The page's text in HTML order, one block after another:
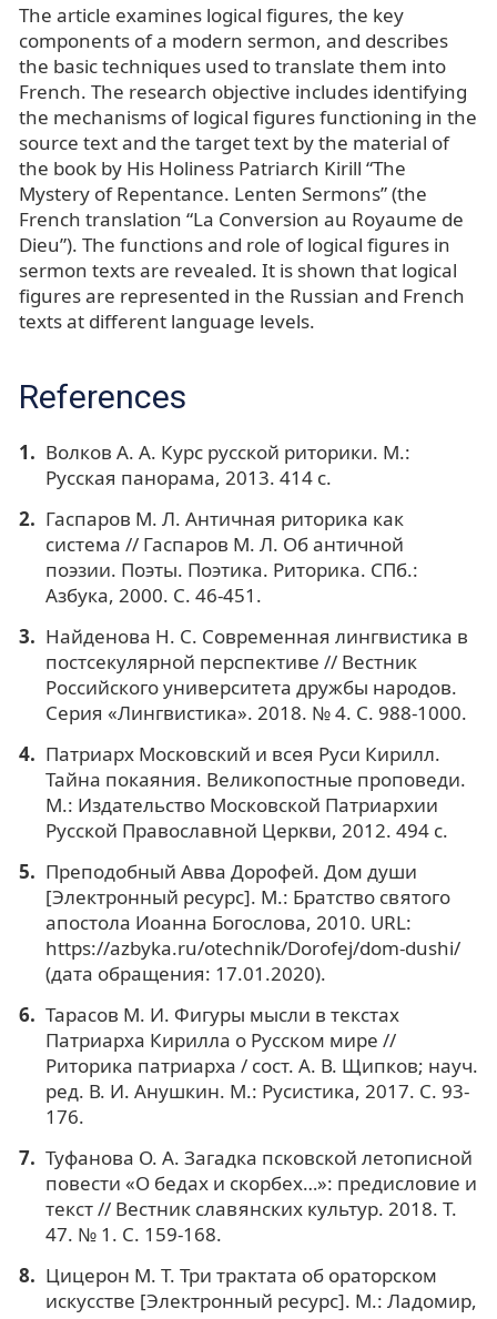
The article examines logical figures, the key
components of a modern sermon, and describes
the basic techniques used to translate them into
French. The research objective includes identifying
the mechanisms of logical figures functioning in the
source text and the target text by the material of
the book by His Holiness Patriarch Kirill “The
Mystery of Repentance. Lenten Sermons” (the
French translation “La Conversion au Royaume de
Dieu”). The functions and role of logical figures in
sermon texts are revealed. It is shown that logical
figures are represented in the Russian and French
texts at different language levels.
References
Волков А. А. Курс русской риторики. М.:
Русская панорама, 2013. 414 с.
Гаспаров М. Л. Античная риторика как
система // Гаспаров М. Л. Об античной
поэзии. Поэты. Поэтика. Риторика. СПб.:
Азбука, 2000. С. 46-451.
Найденова Н. С. Современная лингвистика в
постсекулярной перспективе // Вестник
Российского университета дружбы народов.
Серия «Лингвистика». 2018. № 4. С. 988-1000.
Патриарх Московский и всея Руси Кирилл.
Тайна покаяния. Великопостные проповеди.
М.: Издательство Московской Патриархии
Русской Православной Церкви, 2012. 494 с.
Преподобный Авва Дорофей. Дом души
[Электронный ресурс]. M.: Братство святого
апостола Иоанна Богослова, 2010. URL:
https://azbyka.ru/otechnik/Dorofej/dom-dushi/
(дата обращения: 17.01.2020).
Тарасов М. И. Фигуры мысли в текстах
Патриарха Кирилла о Русском мире //
Риторика патриарха / сост. А. В. Щипков; науч.
ред. В. И. Анушкин. М.: Русистика, 2017. С. 93-
176.
Туфанова О. А. Загадка псковской летописной
повести «О бедах и скорбех…»: предисловие и
текст // Вестник славянских культур. 2018. Т.
47. № 1. C. 159-168.
Цицерон М. Т. Три трактата об ораторском
искусстве [Электронный ресурс]. М.: Ладомир,